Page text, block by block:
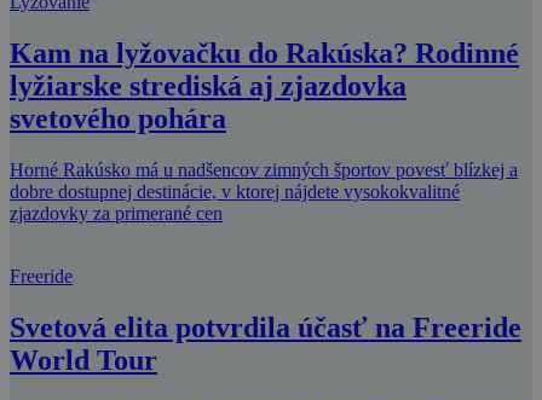
Kam na lyžovačku do Rakúska? Rodinné
lyžiarske strediská aj zjazdovka
svetového pohára
Horné Rakúsko má u nadšencov zimných športov povesť blízkej a
dobre dostupnej destinácie, v ktorej nájdete vysokokvalitné
zjazdovky za primerané cen
Freeride
Svetová elita potvrdila účasť na Freeride
World Tour